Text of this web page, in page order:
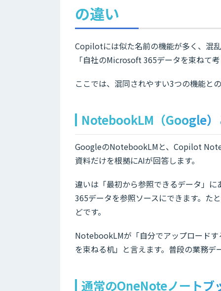
の違い
Copilotには似た名前の機能が多く、混
「自社のMicrosoft 365データを束ねて
ここでは、混同されやすい3つの機能と
NotebookLM（Google）
GoogleのNotebookLMと、Copilot
資料だけを根拠にAIが回答します。
違いは「最初から参照できるデータ」
365データを参照ソースにできます。
どです。
NotebookLMが「自分でアップロード
を束ねる机」と言えます。普段の業務
通常のOneNoteノートブ